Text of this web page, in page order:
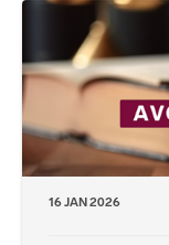
16 JAN 2026